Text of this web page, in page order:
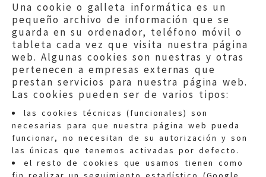
Una cookie o galleta informática es un
pequeño archivo de información que se
guarda en su ordenador, teléfono móvil o
tableta cada vez que visita nuestra página
web. Algunas cookies son nuestras y otras
pertenecen a empresas externas que
prestan servicios para nuestra página web.
Las cookies pueden ser de varios tipos:
las cookies técnicas (funcionales) son
necesarias para que nuestra página web pueda
funcionar, no necesitan de su autorización y son
las únicas que tenemos activadas por defecto.
el resto de cookies que usamos tienen como
Quejas:quejas@eljusticiadearagon.es